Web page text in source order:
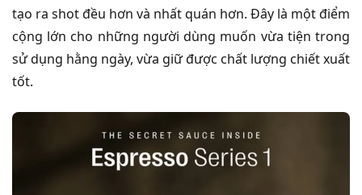
tạo ra shot đều hơn và nhất quán hơn. Đây là một điểm
cộng lớn cho những người dùng muốn vừa tiện trong
sử dụng hằng ngày, vừa giữ được chất lượng chiết xuất
tốt.